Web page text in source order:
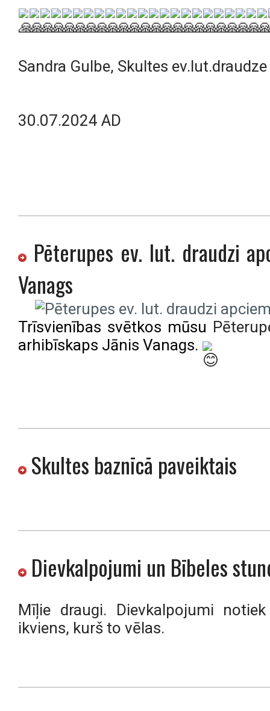
Sandra Gulbe, Skultes ev.lut.draudze
30.07.2024 AD
Pēterupes ev. lut. draudzi
Vanags
Trīsvienības svētkos mūsu
arhibīskaps Jānis Vanags.
Skultes baznīcā paveiktais
Dievkalpojumi un Bībeles
Mīļie draugi. Dievkalpojumi
ikviens, kurš to vēlas.